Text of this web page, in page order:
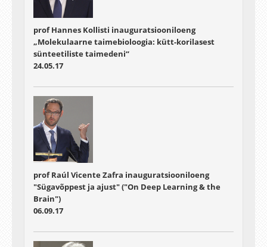
prof Hannes Kollisti inauguratsiooniloeng
„Molekulaarne taimebioloogia: kütt-korilasest
sünteetiliste taimedeni“
24.05.17
prof Raúl Vicente Zafra inauguratsiooniloeng
"Sügavõppest ja ajust" ("On Deep Learning & the
Brain")
06.09.17